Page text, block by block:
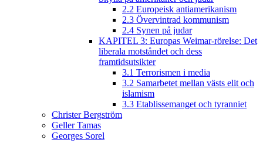
2.2 Europeisk antiamerikanism
2.3 Övervintrad kommunism
2.4 Synen på judar
KAPITEL 3: Europas Weimar-rörelse: Det
liberala motståndet och dess
framtidsutsikter
3.1 Terrorismen i media
3.2 Samarbetet mellan västs elit och
islamism
3.3 Etablissemanget och tyranniet
Christer Bergström
Geller Tamas
Georges Sorel